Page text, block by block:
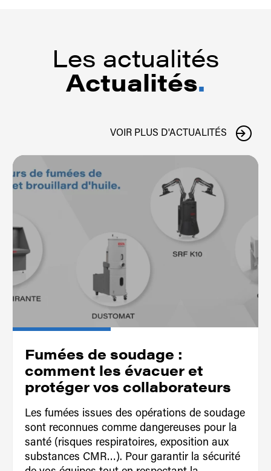
Les actualités
Actualités.
VOIR PLUS D'ACTUALITÉS
Fumées de soudage :
comment les évacuer et
protéger vos collaborateurs
Les fumées issues des opérations de soudage
sont reconnues comme dangereuses pour la
santé (risques respiratoires, exposition aux
substances CMR…). Pour garantir la sécurité